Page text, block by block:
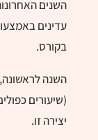
השנים
עדינים
בקורס.
השנה
(שיעורים
יצירה זו.